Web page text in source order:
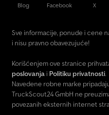
Blog Facebook X
Sve informacije, ponude i cene
i nisu pravno obavezujuće!
Korišćenjem ove stranice
poslovanja i Politiku privatnosti.
Navedene robne marke
TruckScout24 GmbH ne
povezanih eksternih internet